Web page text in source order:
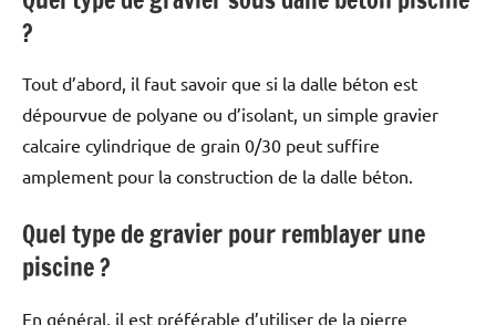
?
Tout d’abord, il faut savoir que si la dalle béton est
dépourvue de polyane ou d’isolant, un simple gravier
calcaire cylindrique de grain 0/30 peut suffire
amplement pour la construction de la dalle béton.
Quel type de gravier pour remblayer une
piscine ?
En général, il est préférable d’utiliser de la pierre